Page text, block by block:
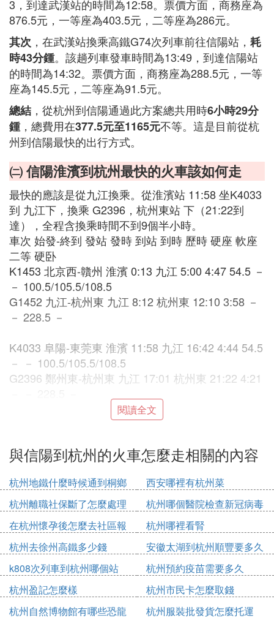
3，到達武漢站的時間為12:58。票價方面，商務座為
876.5元，一等座為403.5元，二等座為286元。
其次 ，在武漢站換乘高鐵G74次列車前往信陽站， 耗
時43分鍾。該趟列車發車時間為13:49，到達信陽站
的時間為14:32。票價方面，商務座為288.5元，一等
座為145.5元，二等座為91.5元。
總結 ，從杭州到信陽通過此方案總共用時6小時29分
鍾，總費用在377.5元至1165元不等。這是目前從杭
州到信陽最快的出行方式。
㈡ 信陽淮濱到杭州最快的火車該如何走
最快的應該是從九江換乘。從淮濱站 11:58 坐K4033
到 九江下，換乘 G2396，杭州東站 下（21:22到
達），全程含換乘時間不到9個半小時。
車次 始發-終到 發站 發時 到站 到時 歷時 硬座 軟座
二等 硬卧
K1453 北京西-贛州 淮濱 0:13 九江 5:00 4:47 54.5 －
－ 100.5/105.5/108.5
G1452 九江-杭州東 九江 8:12 杭州東 12:10 3:58 －
－ 228.5 －
K4033 阜陽-東莞東 淮濱 11:58 九江 16:42 4:44 54.5
－ － 100.5/105.5/108.5
G2396 鄭州東-杭州東 九江 17:01 杭州東 21:22 4:21
K133 蘭州-深圳西 淮濱 13:11 九江 18:42 5:31 54.5
K752 信陽-上海南 九江 19:40 杭州東 3:14 7:34 86
K1372 九江-上海南 九江 19:53 杭州東 2:21 6:28 86
－ － 152/156/161
K4359 阜陽-東莞東 淮濱 16:30 九江 21:47 5:17 31.5
52.5 － 65.5/68.5/70.5
K1218 南昌-寧波 九江 22:20 杭州 7:42 9:22 86 － －
152/156/161
㈢ 信陽至杭州最優線路，帶著小孩，坐火
閱讀全文
與信陽到杭州的火車怎麼走相關的內容
杭州地鐵什麼時候通到桐鄉
西安哪裡有杭州菜
杭州離職社保斷了怎麼處理
杭州哪個醫院檢查新冠病毒
在杭州懷孕後怎麼去社區報
備
杭州哪裡看腎
杭州去徐州高鐵多少錢
安徽太湖到杭州順豐要多久
k808次列車到杭州哪個站
杭州預約疫苗需要多久
杭州盈記怎麼樣
杭州市民卡怎麼取錢
杭州自然博物館有哪些恐龍
杭州服裝批發貨怎麼托運